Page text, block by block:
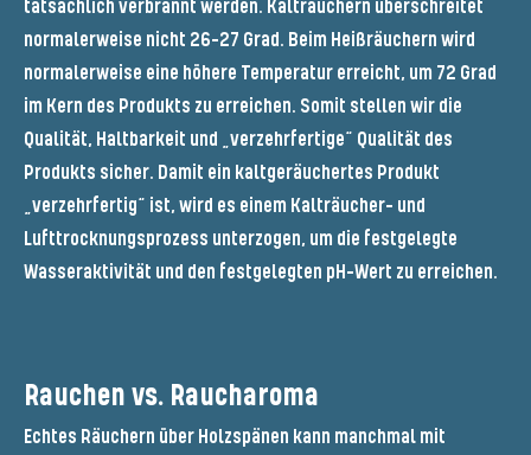
tatsächlich verbrannt werden. Kalträuchern überschreitet
normalerweise nicht 26-27 Grad. Beim Heißräuchern wird
normalerweise eine höhere Temperatur erreicht, um 72 Grad
im Kern des Produkts zu erreichen. Somit stellen wir die
Qualität, Haltbarkeit und „verzehrfertige“ Qualität des
Produkts sicher. Damit ein kaltgeräuchertes Produkt
„verzehrfertig“ ist, wird es einem Kalträucher- und
Lufttrocknungsprozess unterzogen, um die festgelegte
Wasseraktivität und den festgelegten pH-Wert zu erreichen.
Rauchen vs. Raucharoma
Echtes Räuchern über Holzspänen kann manchmal mit